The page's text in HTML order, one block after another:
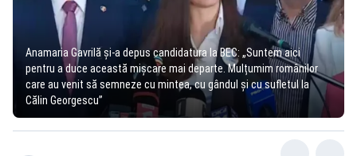
Anamaria Gavrilă și-a depus candidatura la BEC: „Suntem aici
pentru a duce această mișcare mai departe. Mulțumim românilor
care au venit să semneze cu mintea, cu gândul și cu sufletul la
Călin Georgescu”